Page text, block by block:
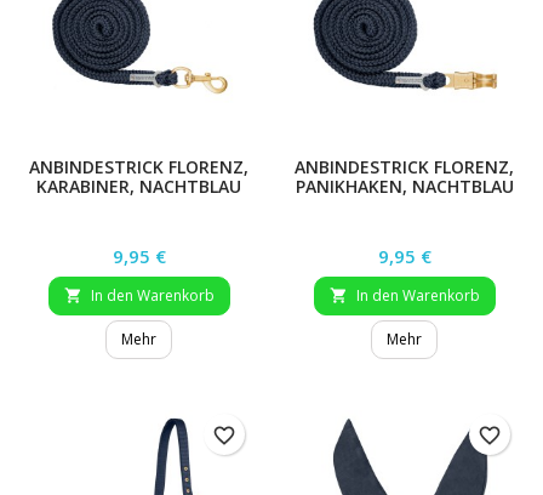
ANBINDESTRICK FLORENZ,
KARABINER, NACHTBLAU
Preis
9,95 €
 In den Warenkorb
Mehr
ANBINDESTRICK FLORENZ,
PANIKHAKEN, NACHTBLAU
Preis
9,95 €
 In den Warenkorb
Mehr
favorite_border favorite_border